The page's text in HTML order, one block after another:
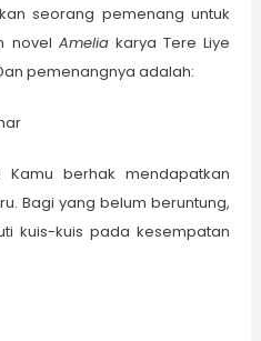
seorang pemenang untuk
novel Ameliakarya Tere Liye
pemenangnya adalah:
Kamu berhak mendapatkan
Bagi yang belum beruntung,
kuis-kuis pada kesempatan